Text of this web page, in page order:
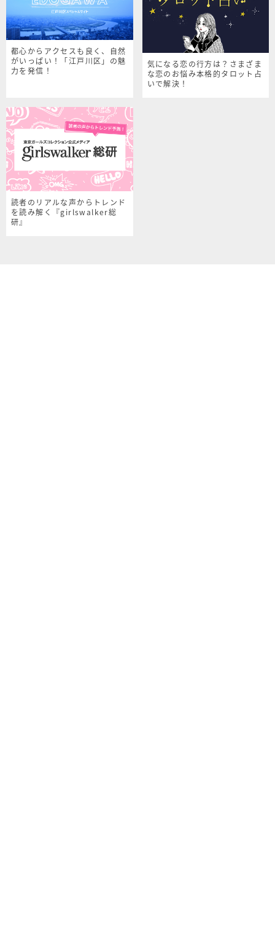
都心からアクセスも良く、自然
がいっぱい！「江戸川区」の魅
力を発信！
気になる恋の行方は？さまざま
な恋のお悩み本格的タロット占
いで解決！
読者のリアルな声からトレンド
を読み解く『girlswalker総
研』